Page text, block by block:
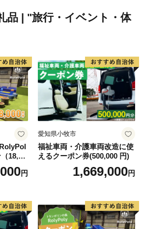
品 | "旅行・イベント・体
18,00
円
愛知県小牧市
福祉車両・介護車両改造に使
えるクーポン券(500,000 円)
1,669,000円